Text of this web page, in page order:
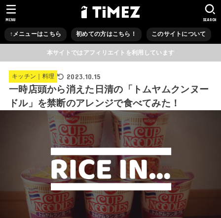
↑メニューはこちら 初めての方はこちら！ このサイトについて
SEARCH
MENU
本サイトではアフィリエイトを利用しています
キッチン｜料理 2023.10.15
一時店頭から消えた日清の「トムヤムクンヌー
ドル」を禁断のアレンジで食べてみた！